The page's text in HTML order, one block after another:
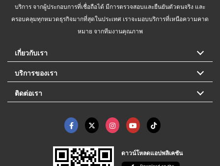
บริการ จากผู้ประกอบการที่เชื่อถือได้ มีการตรวจสอบและยืนยันตัวตนจริง และ
ครอบคลุมทุกหมวดธุรกิจมากที่สุดในประเทศ เราจะมอบบริการที่เหนือความคาด
หมาย จากทีมงานคุณภาพ
เกี่ยวกับเรา
บริการของเรา
ติดต่อเรา
ดาวน์โหลดแอปพลิเคชัน